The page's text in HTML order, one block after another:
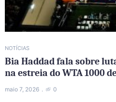
NOTÍCIAS
Bia Haddad fala sobre
na estreia do WTA 1000
maio 7, 2026 0